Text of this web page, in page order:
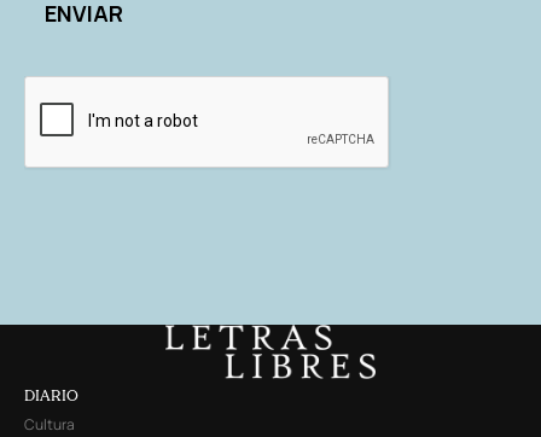
DIARIO
Cultura